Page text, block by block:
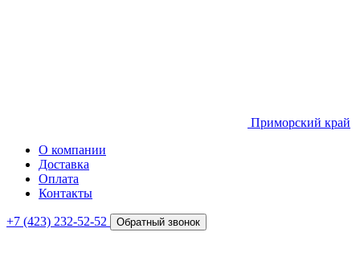
Приморский край
О компании
Доставка
Оплата
Контакты
+7 (423) 232-52-52 Обратный звонок